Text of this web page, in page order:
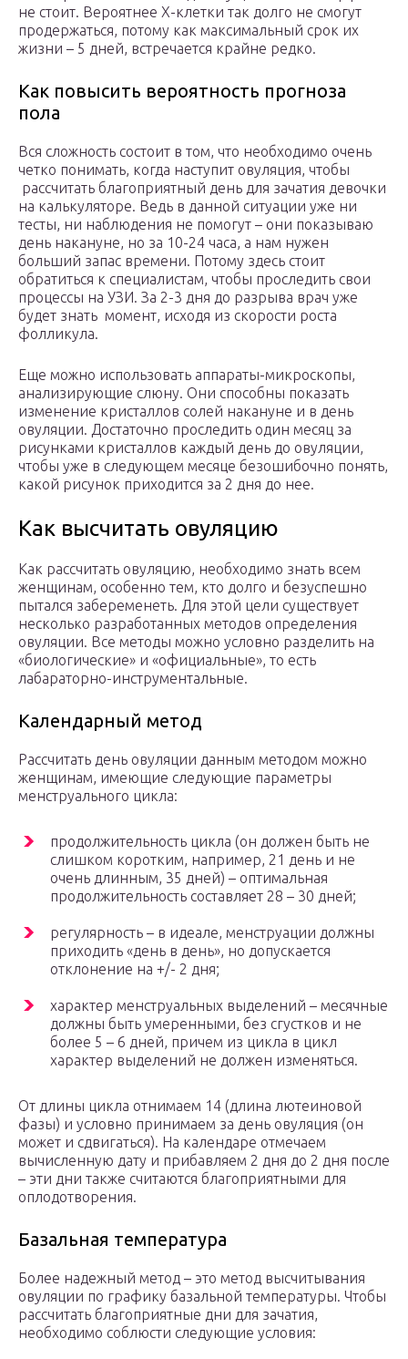
не стоит. Вероятнее Х-клетки так долго не смогут
продержаться, потому как максимальный срок их
жизни – 5 дней, встречается крайне редко.
Как повысить вероятность прогноза
пола
Вся сложность состоит в том, что необходимо очень
четко понимать, когда наступит овуляция, чтобы
рассчитать благоприятный день для зачатия девочки
на калькуляторе. Ведь в данной ситуации уже ни
тесты, ни наблюдения не помогут – они показываю
день накануне, но за 10-24 часа, а нам нужен
больший запас времени. Потому здесь стоит
обратиться к специалистам, чтобы проследить свои
процессы на УЗИ. За 2-3 дня до разрыва врач уже
будет знать момент, исходя из скорости роста
фолликула.
Еще можно использовать аппараты-микроскопы,
анализирующие слюну. Они способны показать
изменение кристаллов солей накануне и в день
овуляции. Достаточно проследить один месяц за
рисунками кристаллов каждый день до овуляции,
чтобы уже в следующем месяце безошибочно понять,
какой рисунок приходится за 2 дня до нее.
Как высчитать овуляцию
Как рассчитать овуляцию, необходимо знать всем
женщинам, особенно тем, кто долго и безуспешно
пытался забеременеть. Для этой цели существует
несколько разработанных методов определения
овуляции. Все методы можно условно разделить на
«биологические» и «официальные», то есть
лабараторно-инструментальные.
Календарный метод
Рассчитать день овуляции данным методом можно
женщинам, имеющие следующие параметры
менструального цикла:
продолжительность цикла (он должен быть не
слишком коротким, например, 21 день и не
очень длинным, 35 дней) – оптимальная
продолжительность составляет 28 – 30 дней;
регулярность – в идеале, менструации должны
приходить «день в день», но допускается
отклонение на +/- 2 дня;
характер менструальных выделений – месячные
должны быть умеренными, без сгустков и не
более 5 – 6 дней, причем из цикла в цикл
характер выделений не должен изменяться.
От длины цикла отнимаем 14 (длина лютеиновой
фазы) и условно принимаем за день овуляция (он
может и сдвигаться). На календаре отмечаем
вычисленную дату и прибавляем 2 дня до 2 дня после
– эти дни также считаются благоприятными для
оплодотворения.
Базальная температура
Более надежный метод – это метод высчитывания
овуляции по графику базальной температуры. Чтобы
рассчитать благоприятные дни для зачатия,
необходимо соблюсти следующие условия: